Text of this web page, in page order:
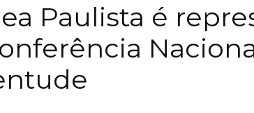
Paulista é